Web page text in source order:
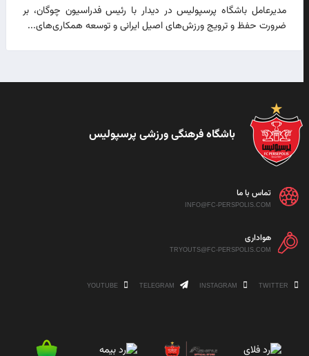
مدیرعامل باشگاه پرسپولیس در دیدار با رئیس فدراسیون چوگان، بر
ضرورت حفظ و ترویج ورزش‌های اصیل ایرانی و توسعه همکاری‌های...
باشگاه فرهنگی ورزشی پرسپولیس
تماس با ما
INFO@FC-PERSPOLIS.COM
هواداری
TRYOUTS@FC-PERSPOLIS.COM